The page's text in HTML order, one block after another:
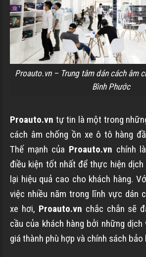
Proauto.vn – Trung tâm dán cách âm
Bình Phước
Proauto.vn tự tin là một trong
cách âm chống ồn xe ô tô hàng
Thế mạnh của Proauto.vn chính
điều kiện tốt nhất để thực hiện dịch
lại hiệu quả cao cho khách hàng.
việc nhiều năm trong lĩnh vực dán
xe hơi, Proauto.vn chắc chắn sẽ
cầu của khách hàng bởi những
giá thành phù hợp và chính sách bảo